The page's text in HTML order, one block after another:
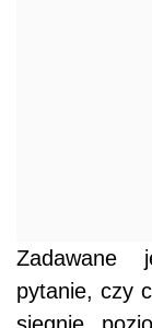
Zadawane
pytanie, czy